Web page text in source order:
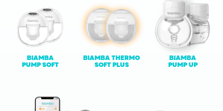
BIAMBA
PUMP UP
BIAMBA THERMO
SOFT PLUS
BIAMBA
PUMP SOFT